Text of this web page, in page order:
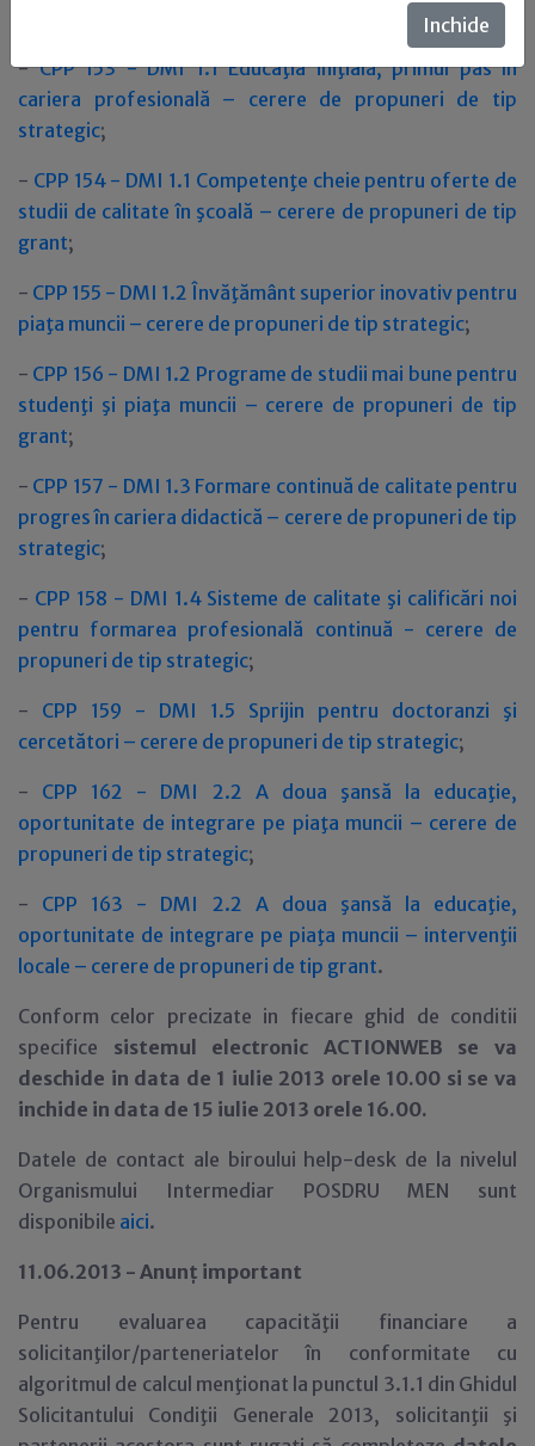
Inchide
-CPP 153 - DMI 1.1 Educaţia iniţială, primul pas în
cariera profesională – cerere de propuneri de tip
strategic;
- CPP 154 - DMI 1.1 Competenţe cheie pentru oferte de
studii de calitate în şcoală – cerere de propuneri de tip
grant;
- CPP 155 - DMI 1.2 Învăţământ superior inovativ pentru
piaţa muncii – cerere de propuneri de tip strategic;
- CPP 156 - DMI 1.2 Programe de studii mai bune pentru
studenţi şi piaţa muncii – cerere de propuneri de tip
grant;
- CPP 157 - DMI 1.3 Formare continuă de calitate pentru
progres în cariera didactică – cerere de propuneri de tip
strategic;
- CPP 158 - DMI 1.4 Sisteme de calitate şi calificări noi
pentru formarea profesională continuă - cerere de
propuneri de tip strategic;
- CPP 159 - DMI 1.5 Sprijin pentru doctoranzi şi
cercetători – cerere de propuneri de tip strategic;
- CPP 162 - DMI 2.2 A doua şansă la educaţie,
oportunitate de integrare pe piaţa muncii – cerere de
propuneri de tip strategic;
- CPP 163 - DMI 2.2 A doua şansă la educaţie,
oportunitate de integrare pe piaţa muncii – intervenţii
locale – cerere de propuneri de tip grant.
Conform celor precizate in fiecare ghid de conditii
specifice sistemul electronic ACTIONWEB se va
deschide in data de 1 iulie 2013 orele 10.00 si se va
inchide in data de 15 iulie 2013 orele 16.00.
Datele de contact ale biroului help-desk de la nivelul
Organismului Intermediar POSDRU MEN sunt
disponibile aici.
11.06.2013 - Anunţ important
Pentru evaluarea capacităţii financiare a
solicitanţilor/parteneriatelor în conformitate cu
algoritmul de calcul menţionat la punctul 3.1.1 din Ghidul
Solicitantului Condiţii Generale 2013, solicitanţii şi